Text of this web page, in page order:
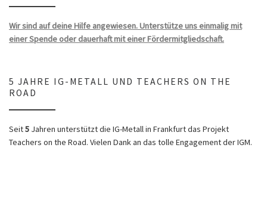
Wir sind auf deine Hilfe angewiesen. Unterstütze uns einmalig mit
einer Spende oder dauerhaft mit einer Fördermitgliedschaft.
5 JAHRE IG-METALL UND TEACHERS ON THE
ROAD
Seit5 Jahren unterstützt die IG-Metall in Frankfurt das Projekt
Teachers on the Road. Vielen Dank an das tolle Engagement der IGM.